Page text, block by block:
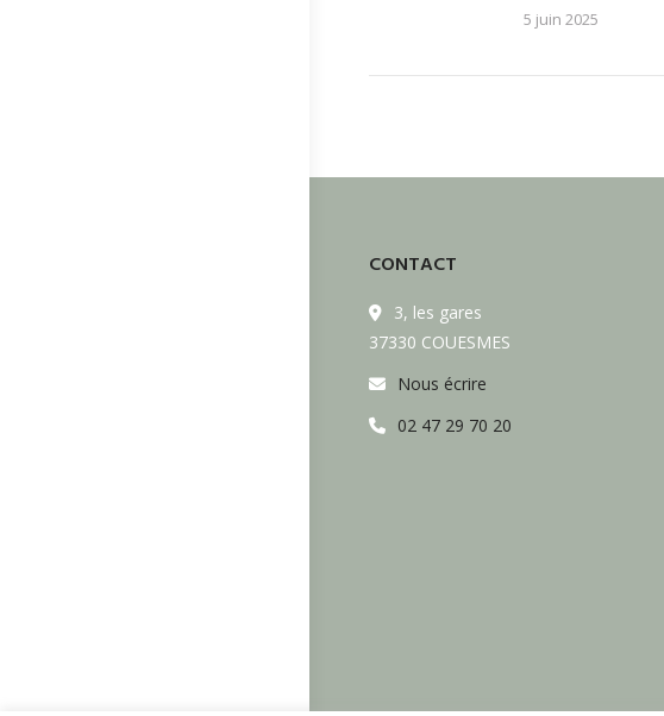
5 juin 2025
CONTACT
3, les gares
37330 COUESMES
Nous écrire
02 47 29 70 20